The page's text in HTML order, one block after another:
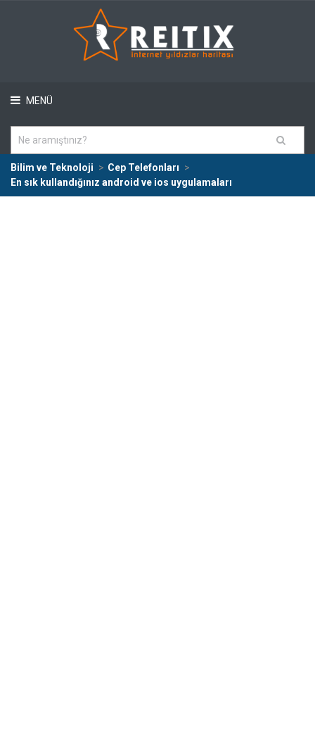
MENÜ
Bilim ve Teknoloji
Cep Telefonları
En sık kullandığınız android ve ios uygulamaları